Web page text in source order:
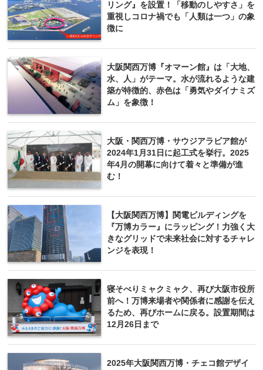
リング』を設置！「移動のしやすさ」を
重視しコロナ禍でも「人類は一つ」の象
徴に
大阪関西万博『オマーン館』は「大地、
水、人」がテーマ。水が流れるような建
築が特徴的、赤色は「勇気やダイナミズ
ム」を象徴！
大阪・関西万博・サウジアラビア館が
2024年1月31日に起工式を挙行。2025
年4月の開幕に向けて着々と準備が進
む！
【大阪関西万博】関電ビルディングを
『万博カラー』にラッピング！力強く大
きなグリッドで未来社会に対するチャレ
ンジを表現！
寝そべりミャクミャク、再び大阪市役所
前へ！万博来場者や関係者に感謝を伝え
るため、再びホームに戻る。設置期間は
12月26日まで
2025年大阪関西万博・チェコ館デザイ